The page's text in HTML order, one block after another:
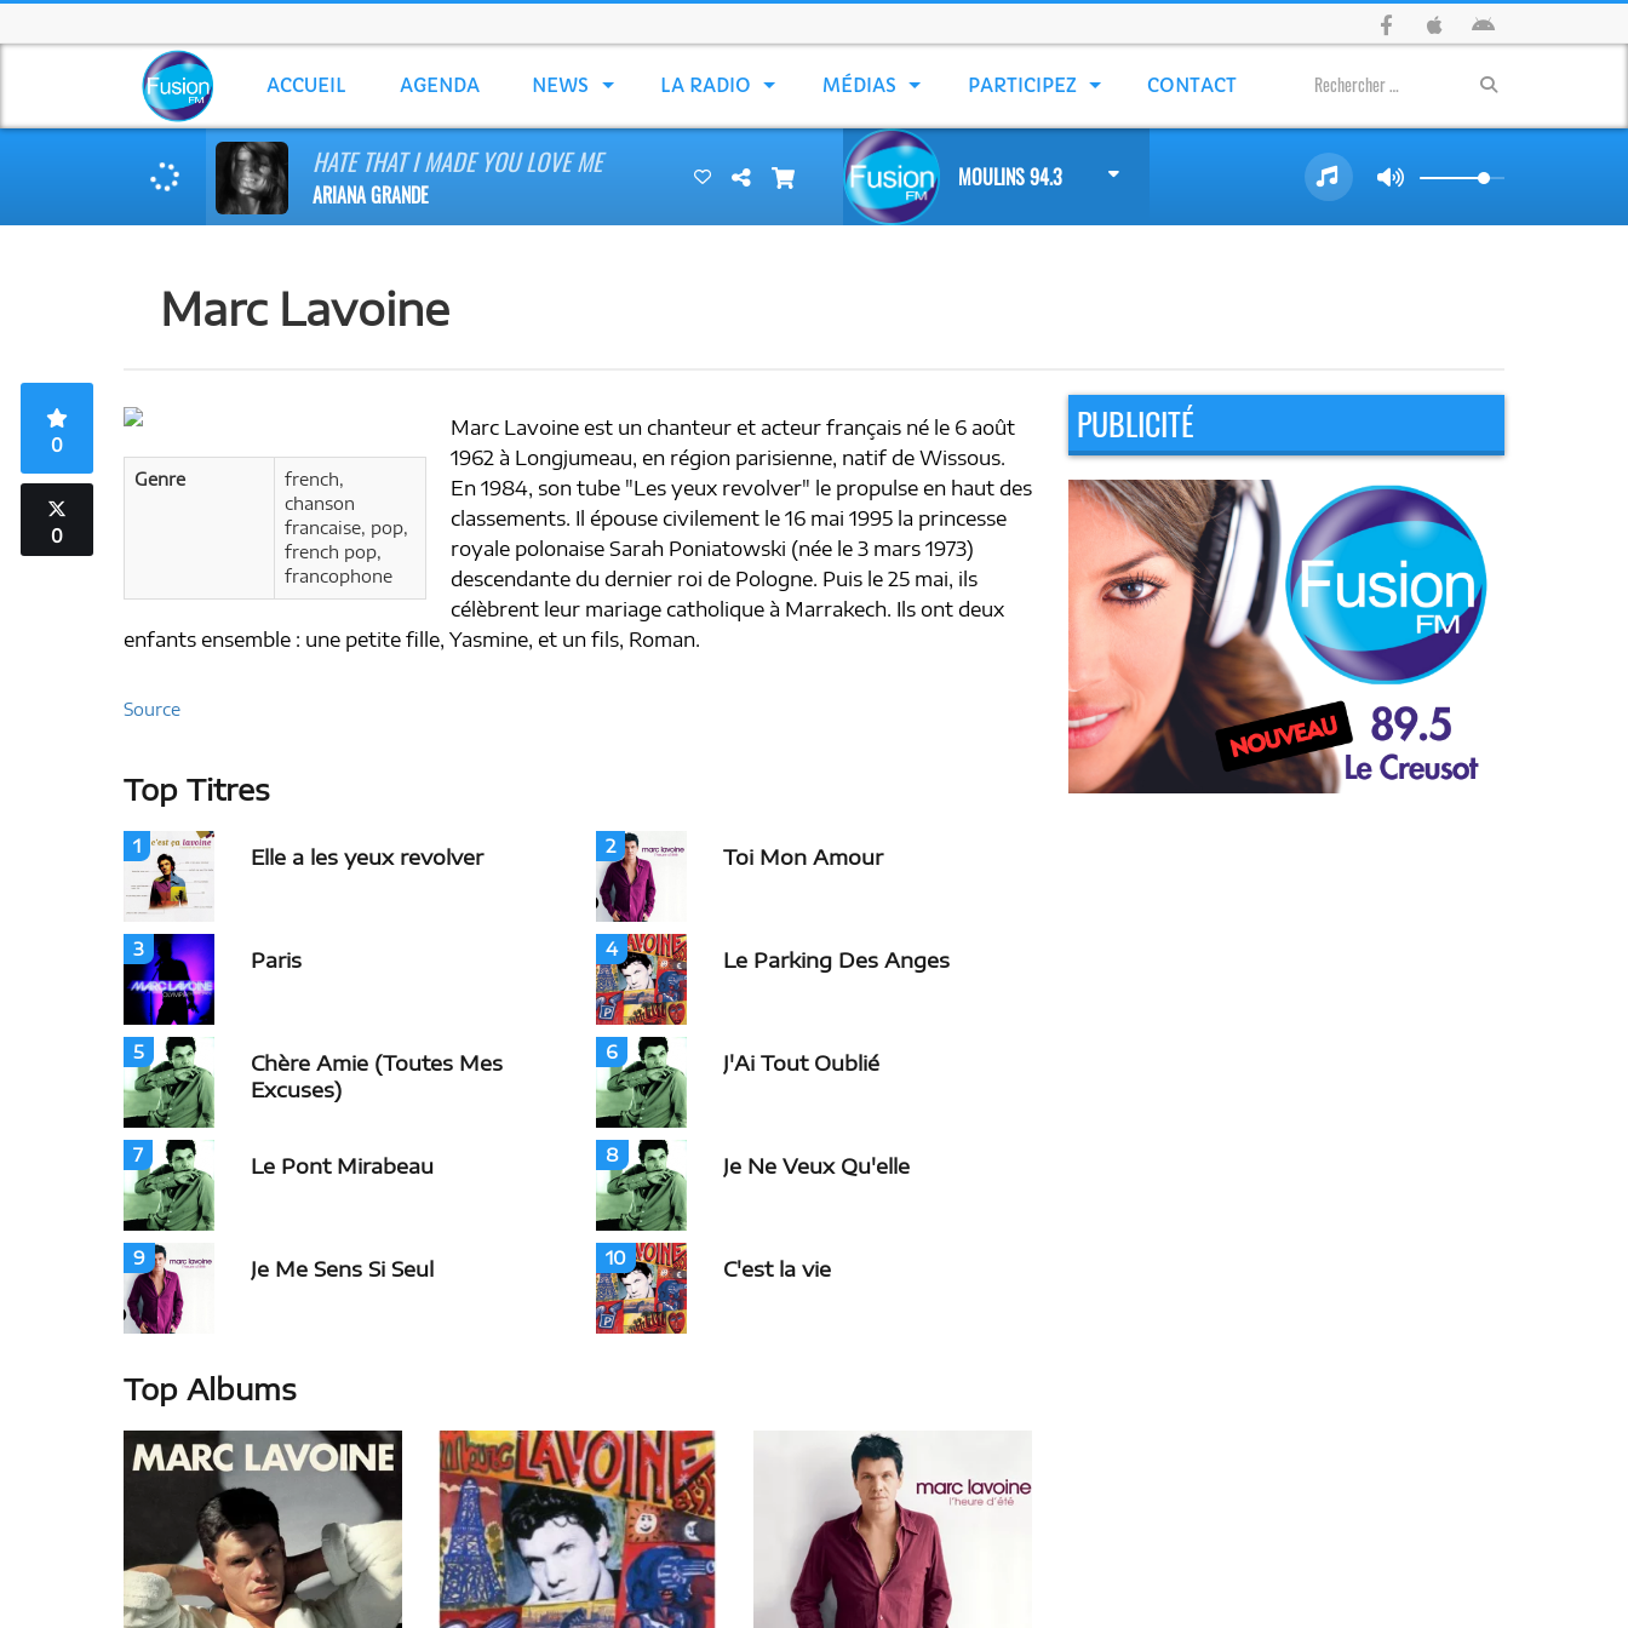
ACCUEIL AGENDA NEWS LA RADIO MÉDIAS PARTICIPEZ CONTACT
HATE THAT I MADE YOU LOVE ME
ARIANA GRANDE
MOULINS 94.3
Marc Lavoine
0
0
Genre
french,
chanson
francaise, pop,
french pop,
francophone
Marc Lavoine est un chanteur et acteur français né le 6 août
1962 à Longjumeau, en région parisienne, natif de Wissous.
En 1984, son tube "Les yeux revolver" le propulse en haut des
classements. Il épouse civilement le 16 mai 1995 la princesse
royale polonaise Sarah Poniatowski (née le 3 mars 1973)
descendante du dernier roi de Pologne. Puis le 25 mai, ils
célèbrent leur mariage catholique à Marrakech. Ils ont deux
enfants ensemble : une petite fille, Yasmine, et un fils, Roman.
Source
Top Titres
1 Elle a les yeux revolver 2 Toi Mon Amour
3 Paris 4 Le Parking Des Anges
5
Chère Amie (Toutes Mes
Excuses)
6 J'Ai Tout Oublié
7 Le Pont Mirabeau 8 Je Ne Veux Qu'elle
9 Je Me Sens Si Seul 10 C'est la vie
Top Albums
PUBLICITÉ